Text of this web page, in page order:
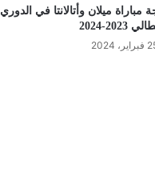
مباراة ميلان وأتالانتا في الدوري
2023-2024
2024